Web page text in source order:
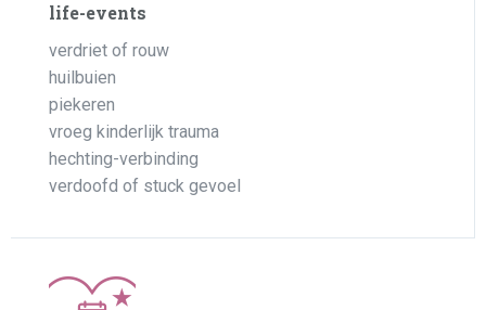
life-events
verdriet of rouw
huilbuien
piekeren
vroeg kinderlijk trauma
hechting-verbinding
verdoofd of stuck gevoel